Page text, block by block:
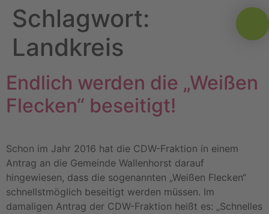
Schlagwort:
Landkreis
Endlich werden die „Weißen
Flecken“ beseitigt!
Schon im Jahr 2016 hat die CDW-Fraktion in einem
Antrag an die Gemeinde Wallenhorst darauf
hingewiesen, dass die sogenannten „Weißen Flecken“
schnellstmöglich beseitigt werden müssen. Im
damaligen Antrag der CDW-Fraktion heißt es: „Schnelles